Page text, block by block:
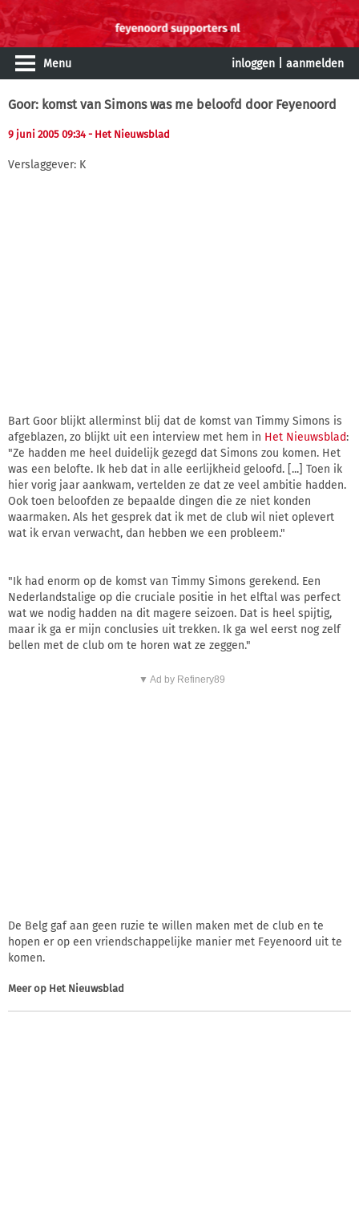
Menu inloggen aanmelden
Goor: komst van Simons was me beloofd door Feyenoord
9 juni 2005 09:34 - Het Nieuwsblad
Verslaggever: K
Bart Goor blijkt allerminst blij dat de komst van Timmy Simons is
afgeblazen, zo blijkt uit een interview met hem in Het Nieuwsblad:
"Ze hadden me heel duidelijk gezegd dat Simons zou komen. Het
was een belofte. Ik heb dat in alle eerlijkheid geloofd. [...] Toen ik
hier vorig jaar aankwam, vertelden ze dat ze veel ambitie hadden.
Ook toen beloofden ze bepaalde dingen die ze niet konden
waarmaken. Als het gesprek dat ik met de club wil niet oplevert
wat ik ervan verwacht, dan hebben we een probleem."
"Ik had enorm op de komst van Timmy Simons gerekend. Een
Nederlandstalige op die cruciale positie in het elftal was perfect
wat we nodig hadden na dit magere seizoen. Dat is heel spijtig,
maar ik ga er mijn conclusies uit trekken. Ik ga wel eerst nog zelf
bellen met de club om te horen wat ze zeggen."
▼ Ad by Refinery89
De Belg gaf aan geen ruzie te willen maken met de club en te
hopen er op een vriendschappelijke manier met Feyenoord uit te
komen.
Meer op Het Nieuwsblad